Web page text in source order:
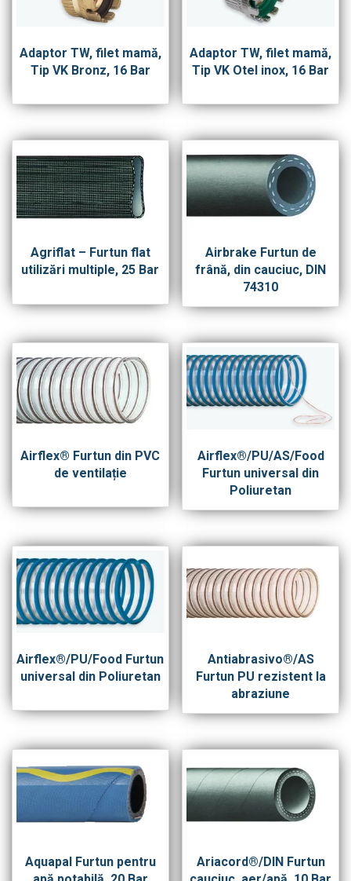
Adaptor TW, filet mamă,
Tip VK Bronz, 16 Bar
Adaptor TW, filet mamă,
Tip VK Otel inox, 16 Bar
Agriflat – Furtun flat
utilizări multiple, 25 Bar
Airbrake Furtun de
frână, din cauciuc, DIN
74310
Airflex® Furtun din PVC
de ventilație
Airflex®/PU/AS/Food
Furtun universal din
Poliuretan
Airflex®/PU/Food Furtun
universal din Poliuretan
Antiabrasivo®/AS
Furtun PU rezistent la
abraziune
Aquapal Furtun pentru
Ariacord®/DIN Furtun